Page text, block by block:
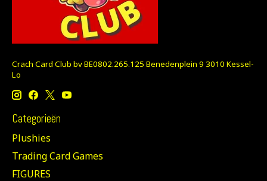
Crach Card Club bv BE0802.265.125 Benedenplein 9 3010 Kessel-
Lo
Categorieën
Plushies
Trading Card Games
FIGURES